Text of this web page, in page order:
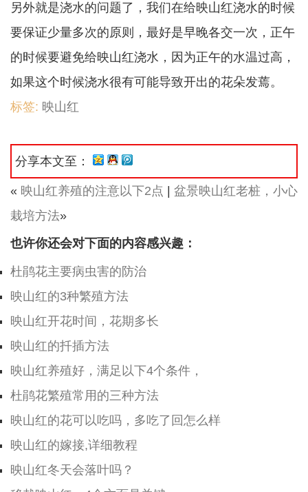
另外就是浇水的问题了，我们在给映山红浇水的时候
要保证少量多次的原则，最好是早晚各交一次，正午
的时候要避免给映山红浇水，因为正午的水温过高，
如果这个时候浇水很有可能导致开出的花朵发蔫。
标签: 映山红
分享本文至：
« 映山红养殖的注意以下2点
盆景映山红老桩，小心
栽培方法»
也许你还会对下面的内容感兴趣：
杜鹃花主要病虫害的防治
映山红的3种繁殖方法
映山红开花时间，花期多长
映山红的扦插方法
映山红养殖好，满足以下4个条件，
杜鹃花繁殖常用的三种方法
映山红的花可以吃吗，多吃了回怎么样
映山红的嫁接,详细教程
映山红冬天会落叶吗？